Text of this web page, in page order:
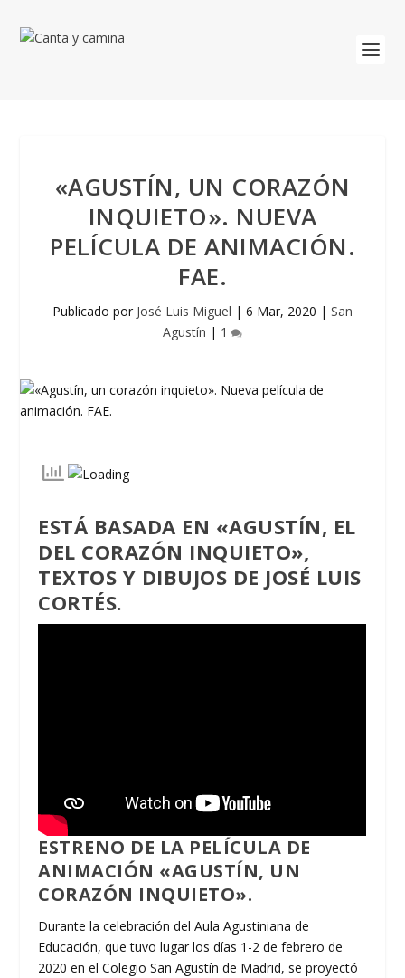
«AGUSTÍN, UN CORAZÓN
INQUIETO». NUEVA
PELÍCULA DE ANIMACIÓN.
FAE.
Publicado por José Luis Miguel | 6 Mar, 2020 | San
Agustín | 1
ESTÁ BASADA EN «AGUSTÍN, EL
DEL CORAZÓN INQUIETO»,
TEXTOS Y DIBUJOS DE JOSÉ LUIS
CORTÉS.
ESTRENO DE LA PELÍCULA DE
ANIMACIÓN «AGUSTÍN, UN
CORAZÓN INQUIETO».
Durante la celebración del Aula Agustiniana de
Educación, que tuvo lugar los días 1-2 de febrero de
2020 en el Colegio San Agustín de Madrid, se proyectó